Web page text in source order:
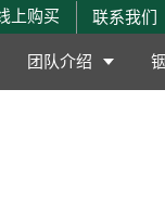
上购买 联系我们
团队介绍